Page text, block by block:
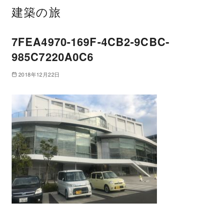
建築の旅
7FEA4970-169F-4CB2-9CBC-
985C7220A0C6
2018年12月22日